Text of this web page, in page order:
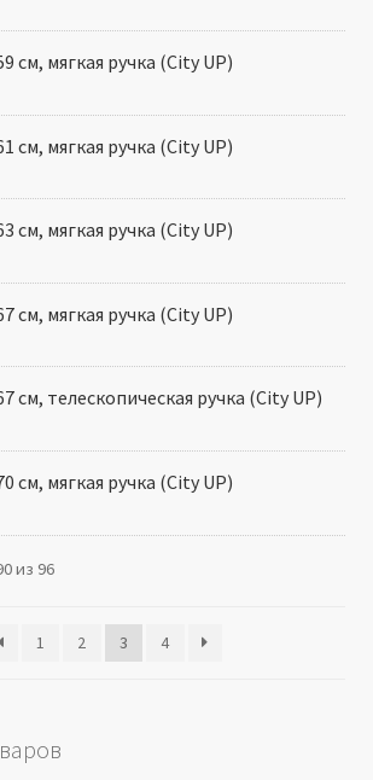
см, мягкая ручка (City UP)
см, мягкая ручка (City UP)
см, мягкая ручка (City UP)
см, мягкая ручка (City UP)
см, телескопическая ручка (City UP)
см, мягкая ручка (City UP)
из 96
1 2 3 4